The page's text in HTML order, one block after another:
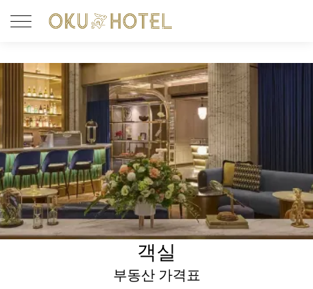
객실
부동산 가격표